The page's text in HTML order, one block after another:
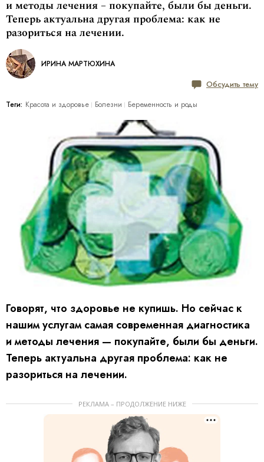
и методы лечения – покупайте, были бы деньги.
Теперь актуальна другая проблема: как не
разориться на лечении.
ИРИНА МАРТЮХИНА
Обсудить тему
Теги: Красота и здоровье Болезни Беременность и роды
Говорят, что здоровье не купишь. Но сейчас к
нашим услугам самая современная диагностика
и методы лечения — покупайте, были бы деньги.
Теперь актуальна другая проблема: как не
разориться на лечении.
РЕКЛАМА – ПРОДОЛЖЕНИЕ НИЖЕ